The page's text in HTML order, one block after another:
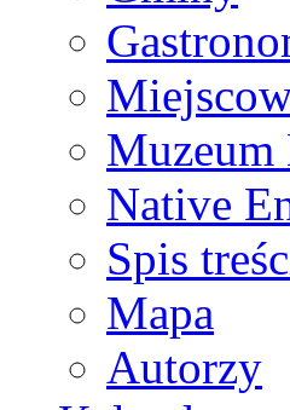
Muzeum
Native
Spis
Mapa
Autorzy